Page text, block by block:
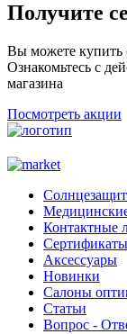
Получите
Вы можете купить
Ознакомьтесь с
магазина
Посмотреть акции
Контактные
Сертификаты
Аксессуары
Новинки
Салоны
Статьи
Вопрос -